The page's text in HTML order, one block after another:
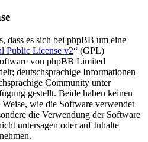
dass es sich bei phpBB um eine
Public License v2“ (GPL)
von phpBB Limited
deutschsprachige Informationen
Community unter
gestellt. Beide haben keinen
wie die Software verwendet
die Verwendung der Software
untersagen oder auf Inhalte